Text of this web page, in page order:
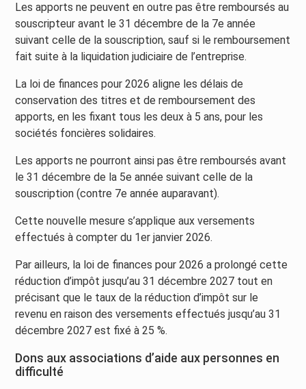
Les apports ne peuvent en outre pas être remboursés au
souscripteur avant le 31 décembre de la 7e année
suivant celle de la souscription, sauf si le remboursement
fait suite à la liquidation judiciaire de l’entreprise.
La loi de finances pour 2026 aligne les délais de
conservation des titres et de remboursement des
apports, en les fixant tous les deux à 5 ans, pour les
sociétés foncières solidaires.
Les apports ne pourront ainsi pas être remboursés avant
le 31 décembre de la 5e année suivant celle de la
souscription (contre 7e année auparavant).
Cette nouvelle mesure s’applique aux versements
effectués à compter du 1er janvier 2026.
Par ailleurs, la loi de finances pour 2026 a prolongé cette
réduction d’impôt jusqu’au 31 décembre 2027 tout en
précisant que le taux de la réduction d’impôt sur le
revenu en raison des versements effectués jusqu’au 31
décembre 2027 est fixé à 25 %.
Dons aux associations d’aide aux personnes en
difficulté